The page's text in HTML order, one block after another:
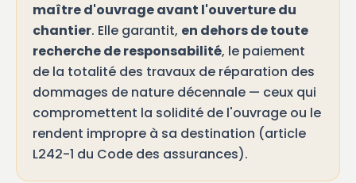
maître d'ouvrage avant l'ouverture du
chantier. Elle garantit, en dehors de toute
recherche de responsabilité, le paiement
de la totalité des travaux de réparation des
dommages de nature décennale — ceux qui
compromettent la solidité de l'ouvrage ou le
rendent impropre à sa destination (article
L242-1 du Code des assurances).